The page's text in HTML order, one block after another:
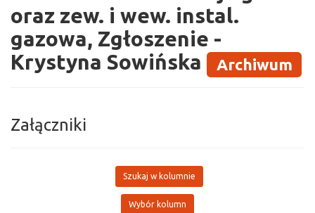
oraz zew. i wew. instal.
gazowa, Zgłoszenie -
Krystyna Sowińska
Archiwum
Załączniki
Szukaj w kolumnie
Wybór kolumn